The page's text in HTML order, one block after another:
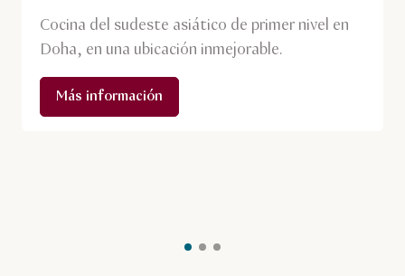
Cocina del sudeste asiático de primer nivel en
Doha, en una ubicación inmejorable.
Más información